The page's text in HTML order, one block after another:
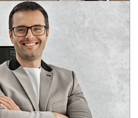
web-projekata
10+
složenih web-servisa
DEVELOPER
u oblasti razvoja softvera
potencijal informacionih
i duboku integraciju IT rešenja u
društva.
od 2006. godine. Analitičko
Kompetencije za rešavanje poslovnih
SEO.